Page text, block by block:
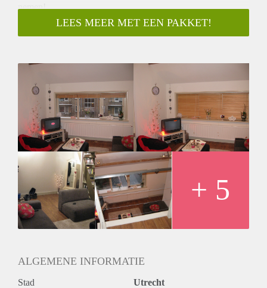
nemen!
Bestaat uit woonkamer (20m2), vide met trap naar
slaapkamer (14m2 met veel bergruimte) en eigen keuken,
Keukeninrichting: wasmc; koelkast; fornuis; magnetron;
pannen; borden; bestek, etc.
Niet rokend, TV en WiFi aanwezig. Ruimte is voorzien van
airconditioning en CV. Gelegen op 2de verdieping van
woonhuis (=eigenaar), met gedeelde opgang.
Geschikt voor stel (+ €150 servicekosten) of 1 persoon (+
€100 servicekosten).
Huidige foto’s laten niet juiste meubels / inrichting zien, maar
geven wel een indruk. Alle meubels & TV worden nog
vervangen en die foto's volgen nog.
Mocht je serieuze interesse hebben, vertel dan wat over jezelf
zodat ik een goede indruk van je krijg. Tenslotte gaan we
LEES MEER MET EEN PAKKET!
+ 5
ALGEMENE INFORMATIE
Stad Utrecht